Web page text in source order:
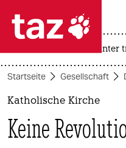
 taz
taz
politik
usa unter
Startseite Gesellschaft
Katholische Kirche
Keine